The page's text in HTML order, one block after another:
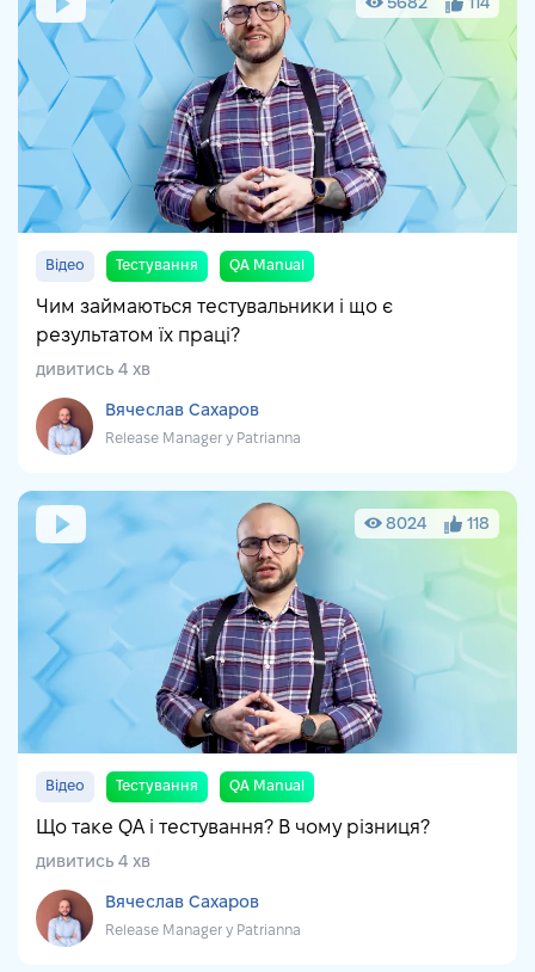
5682 114
Відео Тестування QA Manual
Чим займаються тестувальники і що є
результатом їх праці?
дивитись 4 хв
Вячеслав Сахаров
Release Manager у Patrianna
8024 118
Відео Тестування QA Manual
Що таке QA і тестування? В чому різниця?
дивитись 4 хв
Вячеслав Сахаров
Release Manager у Patrianna